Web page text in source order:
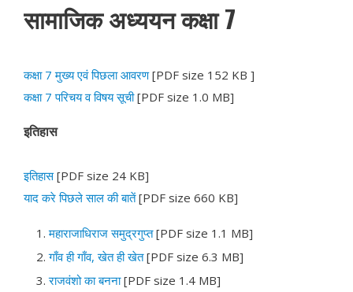
सामाजिक अध्ययन कक्षा 7
कक्षा 7 मुख्य एवं पिछला आवरण[PDF size 152 KB ]
कक्षा 7 परिचय व विषय सूची[PDF size 1.0 MB]
इतिहास
इतिहास[PDF size 24 KB]
याद करे पिछले साल की बातें[PDF size 660 KB]
महाराजाधिराज समुद्रगुप्त[PDF size 1.1 MB]
गाँव ही गाँव, खेत ही खेत[PDF size 6.3 MB]
राजवंशो का बनना[PDF size 1.4 MB]